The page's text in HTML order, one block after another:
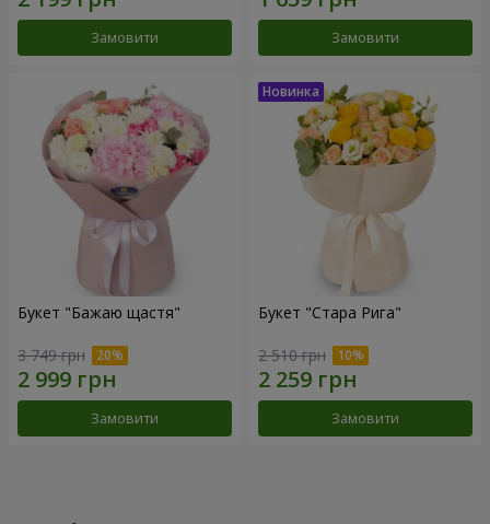
Замовити Замовити
Букет "Бажаю щастя"
3 749 грн
Замовити
Букет "Стара Рига"
2 510 грн
Замовити